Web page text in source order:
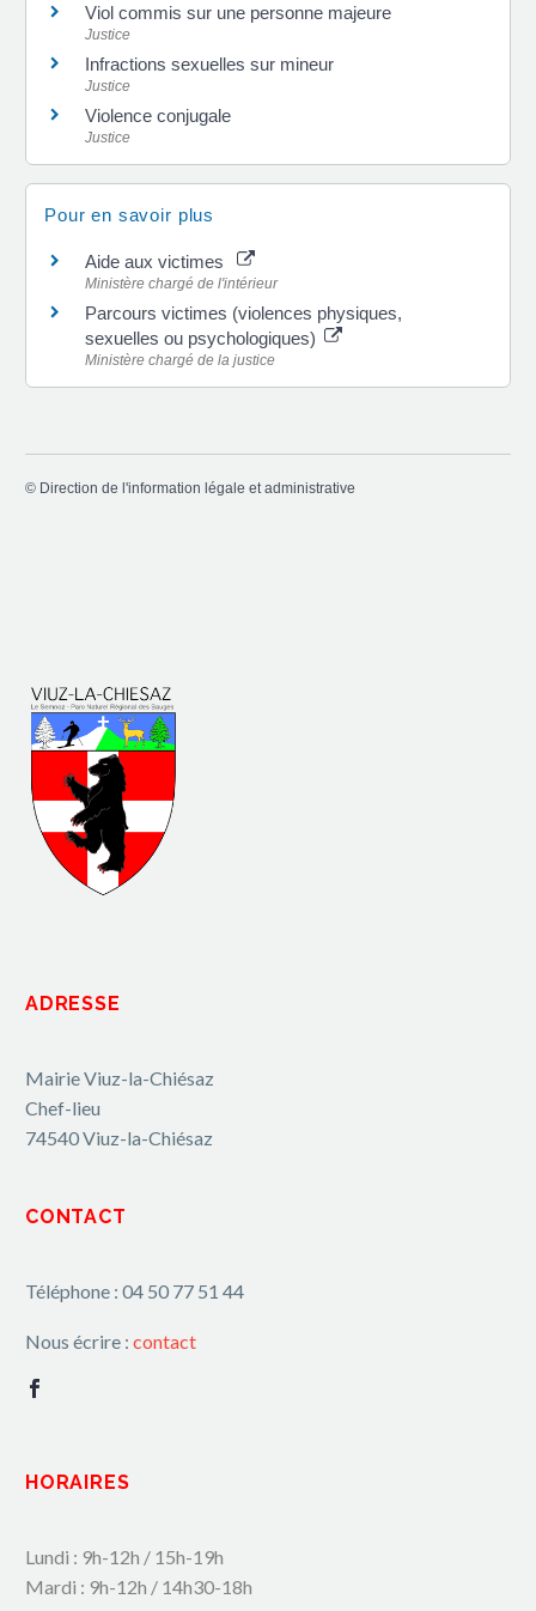
Viol commis sur une personne majeure
Justice
Infractions sexuelles sur mineur
Justice
Violence conjugale
Justice
Pour en savoir plus
Aide aux victimes
Ministère chargé de l'intérieur
Parcours victimes (violences physiques,
sexuelles ou psychologiques)
Ministère chargé de la justice
© Direction de l'information légale et administrative
ADRESSE
Mairie Viuz-la-Chiésaz
Chef-lieu
74540 Viuz-la-Chiésaz
CONTACT
Téléphone : 04 50 77 51 44
Nous écrire : contact
HORAIRES
Lundi : 9h-12h / 15h-19h
Mardi : 9h-12h / 14h30-18h